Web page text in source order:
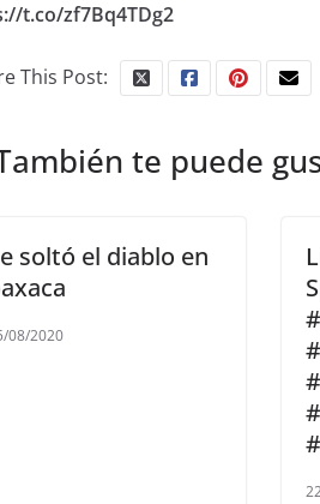
t.co/zf7Bq4TDg2
This Post:
te puede
soltó el diablo en
08/2020